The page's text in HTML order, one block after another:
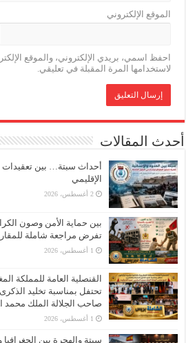
الموقع الإلكتروني
احفظ اسمي، بريدي الإلكتروني، والموقع
لاستخدامها المرة المقبلة في تعليقي.
أحدث المقالات
أحداث سبتة… بين تعقيدات
الإقليمي
2 أغسطس، 2026
بين حماية الأمن وصون
تفرض مراجعة شاملة
1 أغسطس، 2026
القنصلية العامة للمملكة
تحتفل بمناسبة تخليد
صاحب الجلالة الملك محمد
1 أغسطس، 2026
سبتة والهجرة بين